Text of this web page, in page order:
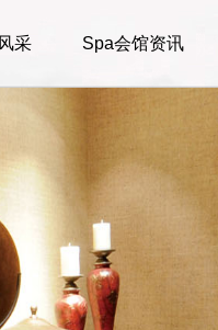
采 Spa会馆资讯